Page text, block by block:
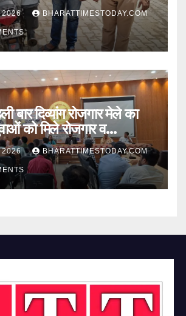
आरोपी l
2026 BHARATTIMESTODAY.COM
बार दिव्यांग रोजगार मेले का
को मिले रोजगार व
अवसर ।
2026 BHARATTIMESTODAY.COM